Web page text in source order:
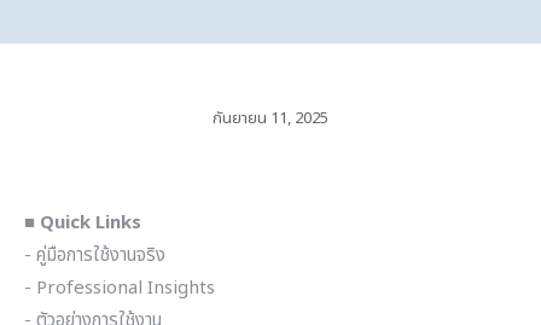
กันยายน 11, 2025
■ Quick Links
- คู่มือการใช้งานจริง
- Professional Insights